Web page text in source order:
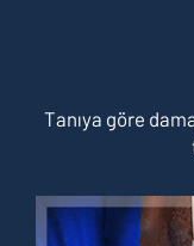
Tanıya göre